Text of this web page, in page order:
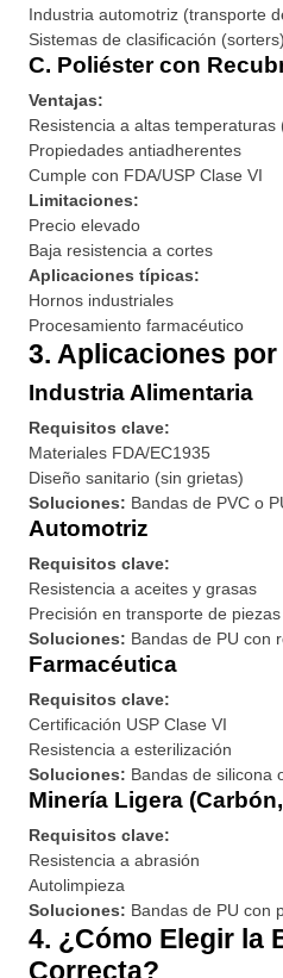
Industria automotriz (transporte
Sistemas de clasificación (sorters)
C. Poliéster con
Ventajas:
Resistencia a altas temperaturas
Propiedades antiadherentes
Cumple con FDA/USP Clase VI
Limitaciones:
Precio elevado
Baja resistencia a cortes
Aplicaciones típicas:
Hornos industriales
Procesamiento farmacéutico
3. Aplicaciones
Industria Alimentaria
Requisitos clave:
Materiales FDA/EC1935
Diseño sanitario (sin grietas)
Soluciones: Bandas de PVC o
Automotriz
Requisitos clave:
Resistencia a aceites y grasas
Precisión en transporte de piezas
Soluciones: Bandas de PU con
Farmacéutica
Requisitos clave:
Certificación USP Clase VI
Resistencia a esterilización
Soluciones: Bandas de silicona
Minería Ligera
Requisitos clave:
Resistencia a abrasión
Autolimpieza
Soluciones: Bandas de PU con
4. ¿Cómo Elegir la
Correcta?